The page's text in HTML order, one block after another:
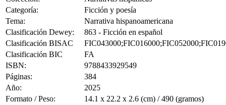
Categoría:
Ficción y poesía
Tema:
Narrativa hispanoamericana
Clasificación Dewey:
863 - Ficción en español
Clasificación BISAC
Clasificación BIC
FA
ISBN:
9788433929549
Páginas:
384
Año:
2025
Formato / Peso:
14.1 x 22.2 x 2.6 (cm) / 490 (gramos)